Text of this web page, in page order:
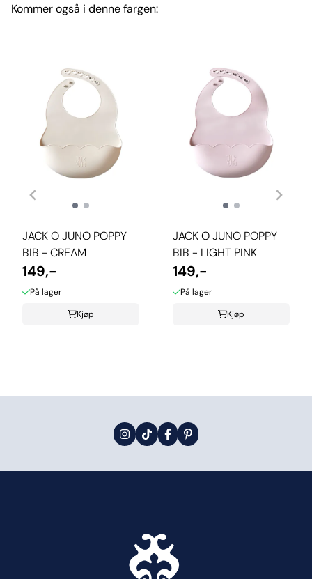
Kommer også i denne fargen:
JACK O JUNO POPPY
BIB - CREAM
149,-
På lager
Kjøp
JACK O JUNO POPPY
BIB - LIGHT PINK
149,-
På lager
Kjøp